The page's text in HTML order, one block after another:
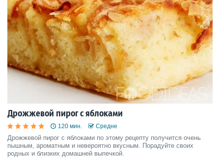
Дрожжевой пирог с яблоками
120 мин. Средне
Дрожжевой пирог с яблоками по этому рецепту получится очень
пышным, ароматным и невероятно вкусным. Порадуйте своих
родных и близких домашней выпечкой.